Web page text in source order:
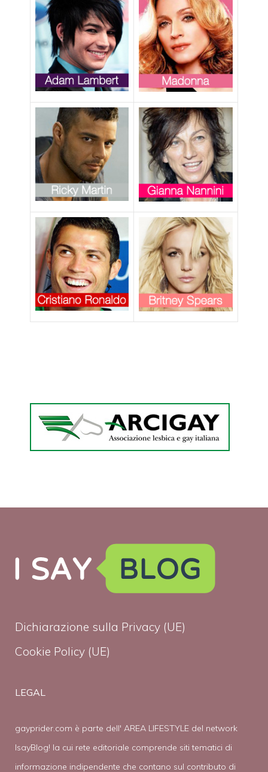
Dichiarazione sulla Privacy (UE)
Cookie Policy (UE)
LEGAL
gayprider.com è parte dell' AREA LIFESTYLE del network
IsayBlog! la cui rete editoriale comprende siti tematici di
informazione indipendente che contano sul contributo di